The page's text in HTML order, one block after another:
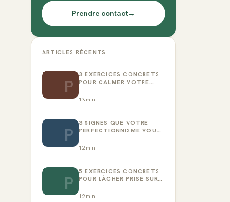
Prendre contact→
ARTICLES RÉCENTS
P
3 EXERCICES CONCRETS
POUR CALMER VOTRE
13 min
P
3 SIGNES QUE VOTRE
PERFECTIONNISME VOUS
12min
P
5 EXERCICES CONCRETS
POUR LÂCHER PRISE SUR
12min